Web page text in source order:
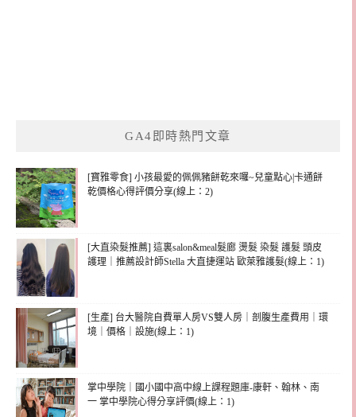
GA4即時熱門文章
[寶雅零食] 小孩最愛的佩佩豬餅乾來囉~兒童點心|卡通餅
乾價格心得評價分享(線上：2)
[大直染髮推薦] 這裏salon&meal髮廊 燙髮 染髮 護髮 頭皮
護理｜推薦設計師Stella 大直捷運站 歐萊雅護髮(線上：1)
[生產] 台大醫院自費單人房VS雙人房｜剖腹生產費用｜環
境｜價格｜設施(線上：1)
掌中學院｜國小國中高中線上課程題庫-康軒、翰林、南
一 掌中學院心得分享評價(線上：1)